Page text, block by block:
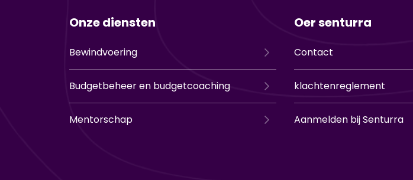
Onze diensten
Bewindvoering
Budgetbeheer en budgetcoaching
Mentorschap
Oer senturra
Contact
klachtenreglement
Aanmelden bij Senturra